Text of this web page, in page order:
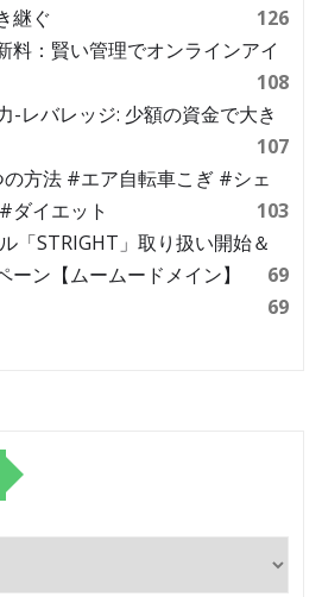
継ぐ
126
料：賢い管理でオンラインアイ
108
-レバレッジ: 少額の資金で大き
107
方法 #エア自転車こぎ #シェ
ダイエット
103
「STRIGHT」取り扱い開始＆
ーン【ムームードメイン】
69
69